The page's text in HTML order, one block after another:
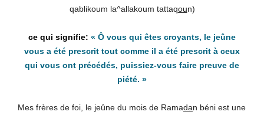
qablikoum la^allakoum tattaqoun)
« Ô vous qui êtes croyants, le jeûne
vous a été prescrit tout comme il a été prescrit à ceux
qui vous ont précédés, puissiez-vous faire preuve de
piété. »
Mes frères de foi, le jeûne du mois de Ramadan béni est une